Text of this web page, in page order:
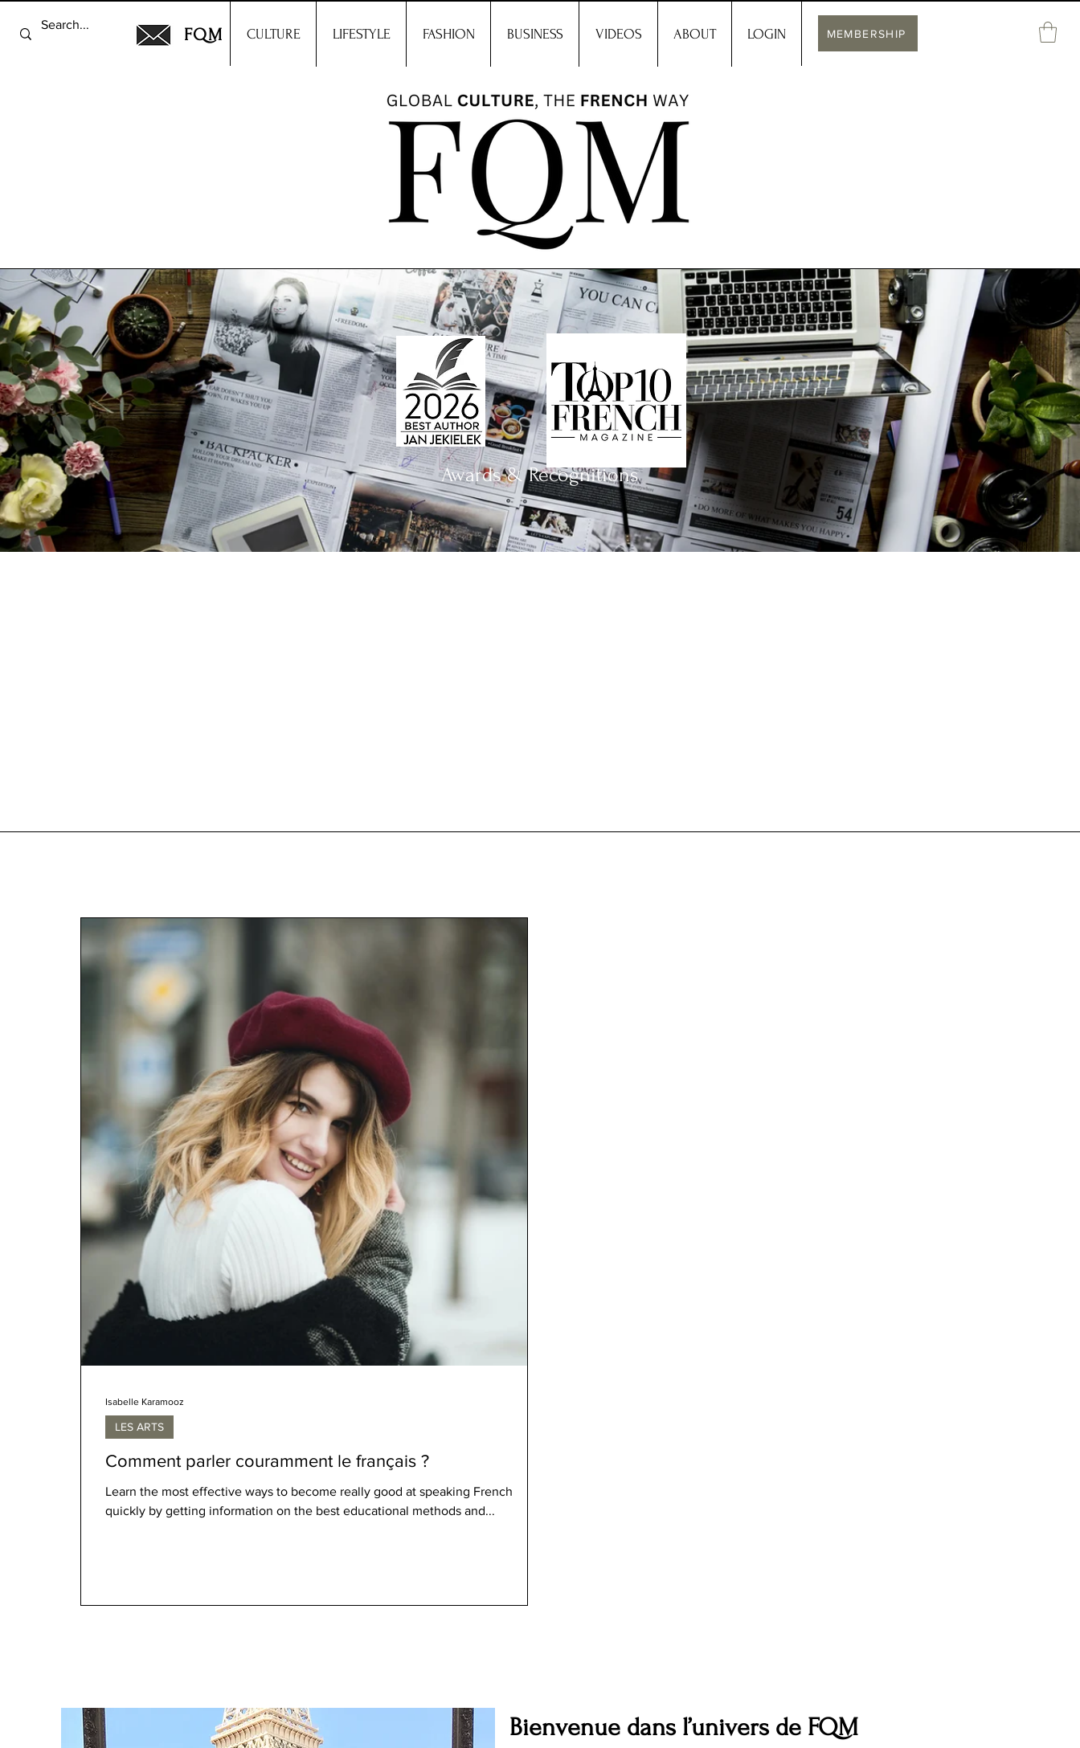
FQM CULTURE LIFESTYLE FASHION BUSINESS VIDEOS ABOUT LOGIN MEMBERSHIP
Awards & Recognitions
Comment parler couramment le français ?
Learn the most effective ways to become really good at speaking French
quickly by getting information on the best educational methods and...
LES ARTS
Isabelle Karamooz
Bienvenue dans l’univers de FQM